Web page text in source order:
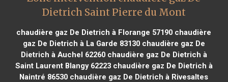
Dietrich Saint Pierre du Mont
chaudière gaz De Dietrich à Florange 57190 chaudière
gaz De Dietrich à La Garde 83130chaudière gaz De
Dietrich à Auchel 62260chaudière gaz De Dietrich à
Saint Laurent Blangy 62223chaudière gaz De Dietrich à
Naintré 86530 chaudière gaz De Dietrich à Rivesaltes